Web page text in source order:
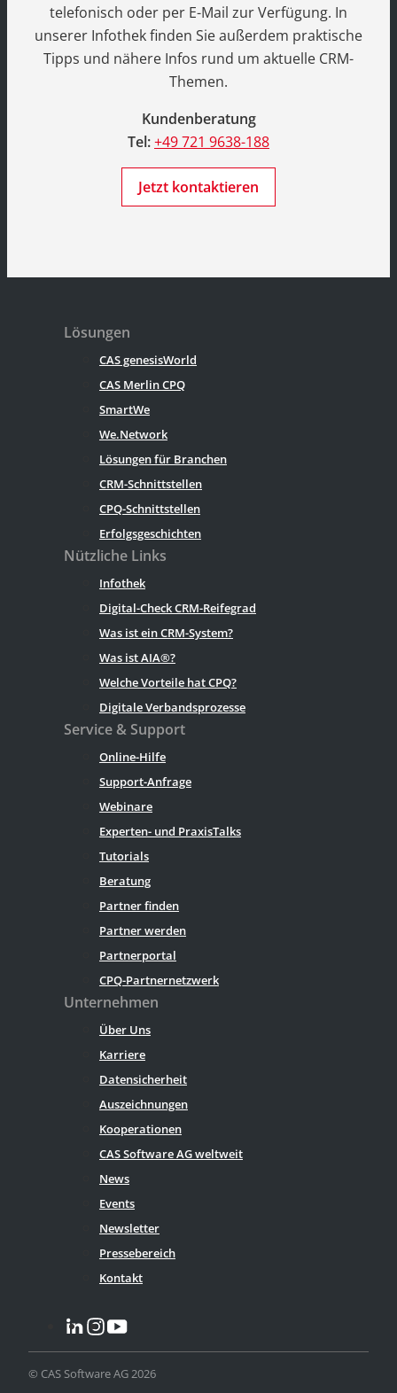
telefonisch oder per E-Mail zur Verfügung. In
unserer Infothek finden Sie außerdem praktische
Tipps und nähere Infos rund um aktuelle CRM-
Themen.
Kundenberatung
Tel:+49 721 9638-188
Jetzt kontaktieren
Lösungen
CAS genesisWorld
CAS Merlin CPQ
SmartWe
We.Network
Lösungen für Branchen
CRM-Schnittstellen
CPQ-Schnittstellen
Erfolgsgeschichten
Nützliche Links
Infothek
Digital-Check CRM-Reifegrad
Was ist ein CRM-System?
Was ist AIA®?
Welche Vorteile hat CPQ?
Digitale Verbandsprozesse
Service & Support
Online-Hilfe
Support-Anfrage
Webinare
Experten- und PraxisTalks
Tutorials
Beratung
Partner finden
Partner werden
Partnerportal
CPQ-Partnernetzwerk
Unternehmen
Über Uns
Karriere
Datensicherheit
Auszeichnungen
Kooperationen
CAS Software AG weltweit
News
Events
Newsletter
Pressebereich
Kontakt
© CAS Software AG 2026